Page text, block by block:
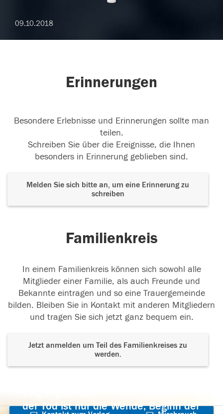
09.10.2018
Erinnerungen
Besondere Erlebnisse und Erinnerungen sollte man
teilen.
Schreiben Sie über die Ereignisse, die Ihnen
besonders in Erinnerung geblieben sind.
Melden Sie sich bitte an, um eine Erinnerung zu
schreiben
Familienkreis
In einem Familienkreis können sich sowohl alle
Mitglieder einer Familie, als auch Freunde und
Bekannte eintragen und so eine Trauergemeinde
bilden. Bleiben Sie in Kontakt mit anderen Mitgliedern
und tragen Sie sich jetzt ganz bequem ein.
Jetzt anmelden um Teil des Familienkreises zu
werden.
der Tod ist nur die Wende, Beginn der